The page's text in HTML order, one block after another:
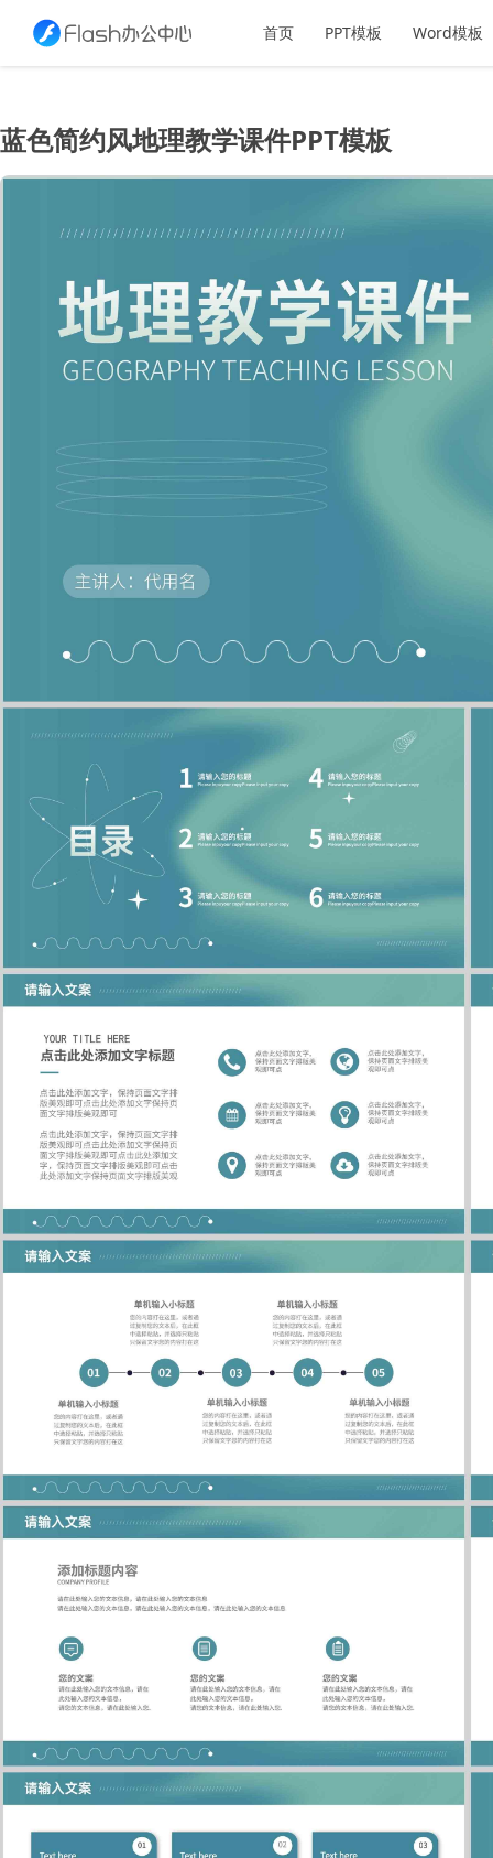
首页 PPT模板 Word模板
蓝色简约风地理教学课件PPT模板